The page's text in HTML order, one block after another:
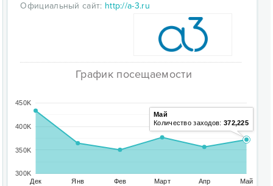
Официальный сайт: http://a-3.ru
График посещаемости
Дек Янв Фев Март Апр Май
300K
350K
400K
450K
Май
Количество заходов: 372,225